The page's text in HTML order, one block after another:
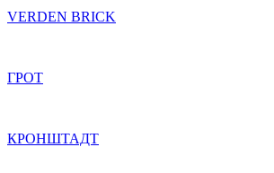
VERDEN BRICK
ГРОТ
КРОНШТАДТ